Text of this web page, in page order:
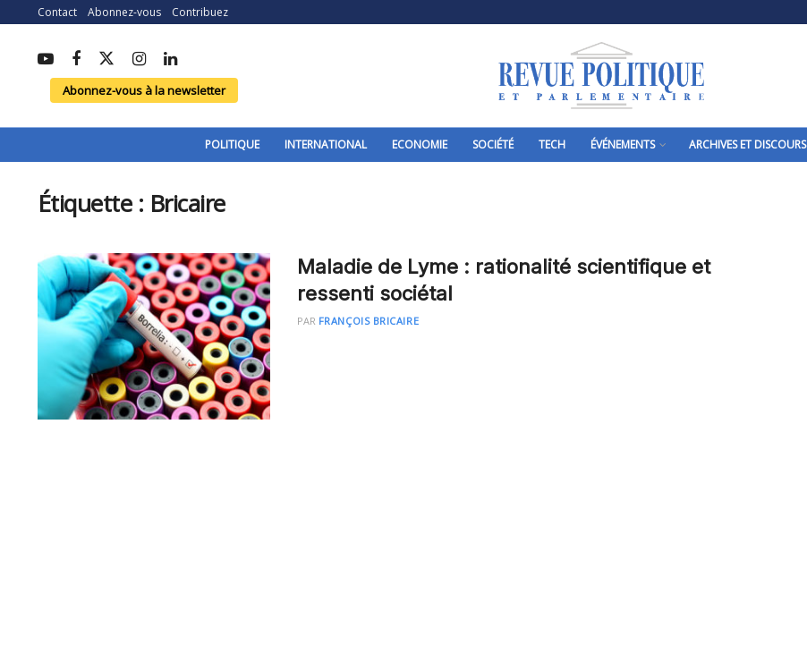
Contact Abonnez-vous Contribuez
Abonnez-vous à la newsletter
POLITIQUE INTERNATIONAL ECONOMIE SOCIÉTÉ TECH ÉVÉNEMENTS ARCHIVES ET DISCOURS
Étiquette : Bricaire
Maladie de Lyme : rationalité scientifique et
ressenti sociétal
PAR FRANÇOIS BRICAIRE